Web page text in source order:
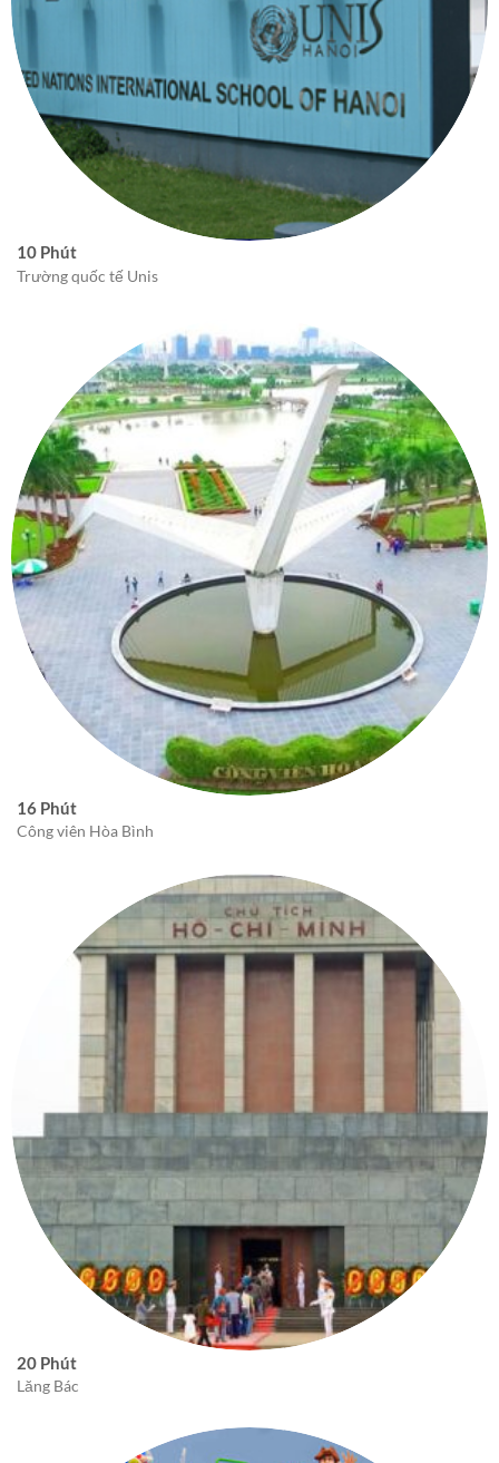
10 Phút
Trường quốc tế Unis
16 Phút
Công viên Hòa Bình
20 Phút
Lăng Bác